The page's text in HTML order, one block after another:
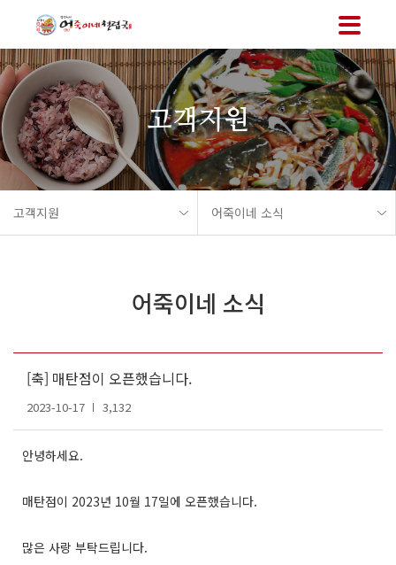
메뉴 바로가기
고객지원
고객지원 어죽이네 소식
어죽이네 소식
[축] 매탄점이 오픈했습니다.
2023-10-17 3,132
안녕하세요.
매탄점이 2023년 10월 17일에 오픈했습니다.
많은 사랑 부탁드립니다.